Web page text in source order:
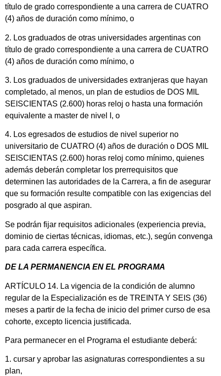
título de grado correspondiente a una carrera de CUATRO
(4) años de duración como mínimo, o
2. Los graduados de otras universidades argentinas con
título de grado correspondiente a una carrera de CUATRO
(4) años de duración como mínimo, o
3. Los graduados de universidades extranjeras que hayan
completado, al menos, un plan de estudios de DOS MIL
SEISCIENTAS (2.600) horas reloj o hasta una formación
equivalente a master de nivel I, o
4. Los egresados de estudios de nivel superior no
universitario de CUATRO (4) años de duración o DOS MIL
SEISCIENTAS (2.600) horas reloj como mínimo, quienes
además deberán completar los prerrequisitos que
determinen las autoridades de la Carrera, a fin de asegurar
que su formación resulte compatible con las exigencias del
posgrado al que aspiran.
Se podrán fijar requisitos adicionales (experiencia previa,
dominio de ciertas técnicas, idiomas, etc.), según convenga
para cada carrera específica.
DE LA PERMANENCIA EN EL PROGRAMA
ARTÍCULO 14. La vigencia de la condición de alumno
regular de la Especialización es de TREINTA Y SEIS (36)
meses a partir de la fecha de inicio del primer curso de esa
cohorte, excepto licencia justificada.
Para permanecer en el Programa el estudiante deberá:
1. cursar y aprobar las asignaturas correspondientes a su
plan,